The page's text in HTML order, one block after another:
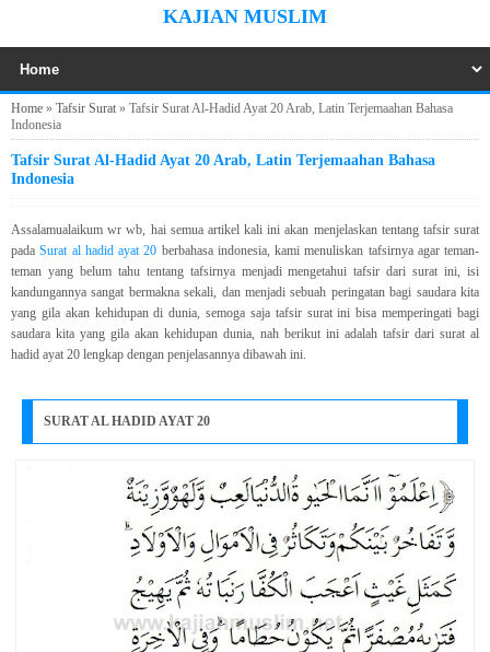
KAJIAN MUSLIM
Home » Tafsir Surat » Tafsir Surat Al-Hadid Ayat 20 Arab, Latin Terjemaahan Bahasa
Indonesia
Tafsir Surat Al-Hadid Ayat 20 Arab, Latin Terjemaahan Bahasa
Indonesia
Assalamualaikum wr wb, hai semua artikel kali ini akan menjelaskan tentang tafsir surat
padaSurat al hadid ayat 20 berbahasa indonesia, kami menuliskan tafsirnya agar teman-
teman yang belum tahu tentang tafsirnya menjadi mengetahui tafsir dari surat ini, isi
kandungannya sangat bermakna sekali, dan menjadi sebuah peringatan bagi saudara kita
yang gila akan kehidupan di dunia, semoga saja tafsir surat ini bisa memperingati bagi
saudara kita yang gila akan kehidupan dunia, nah berikut ini adalah tafsir dari surat al
hadid ayat 20 lengkap dengan penjelasannya dibawah ini.
SURAT AL HADID AYAT 20